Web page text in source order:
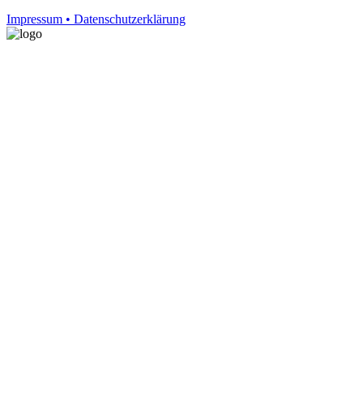
Impressum • Datenschutzerklärung